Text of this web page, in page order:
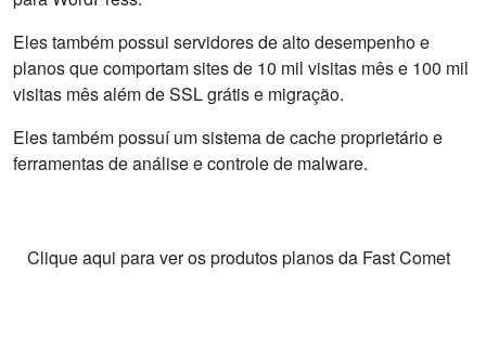
Eles também possui servidores de alto desempenho e
planos que comportam sites de 10 mil visitas mês e 100 mil
visitas mês além de SSL grátis e migração.
Eles também possuí um sistema de cache proprietário e
ferramentas de análise e controle de malware.
Clique aqui para ver os produtos planos da Fast Comet